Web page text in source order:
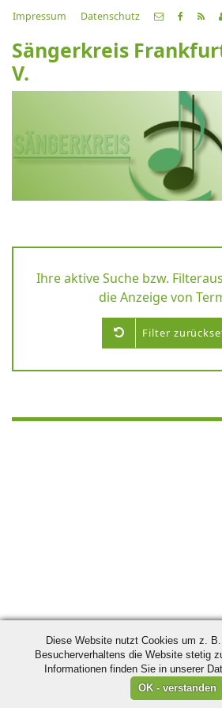
Impressum Datenschutz
Sängerkreis
V.
Ihre aktive Suche bzw.
die Anzeige von
Filter
Diese Website nutzt Cookies um z.
Besucherverhaltens die Website stetig
Informationen finden Sie in unserer